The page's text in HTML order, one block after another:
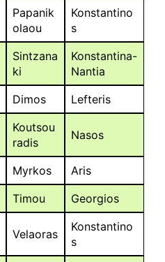
Papanik
olaou
Konstantino
s
Sintzana
ki
Konstantina-
Nantia
Dimos Lefteris
Koutsou
radis
Nasos
Myrkos
Aris
Timou Georgios
Velaoras
Konstantino
s